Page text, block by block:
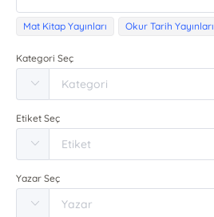
Mat Kitap Yayınları Okur Tarih Yayınları
Kategori Seç
Etiket Seç
Yazar Seç